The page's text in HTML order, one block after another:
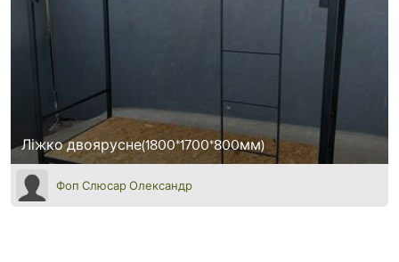
Ліжко двоярусне(1800*1700*800мм)
Фоп Слюсар Олександр